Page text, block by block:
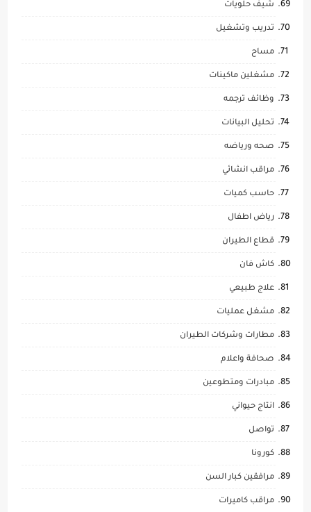
شيف حلويات
تدريب وتشغيل
مساح
مشغلين ماكينات
وظائف ترجمه
تحليل البيانات
صحه ورياضه
مراقب انشائي
حاسب كميات
رياض اطفال
قطاع الطيران
كاش فان
علاج طبيعي
مشغل عمليات
مطارات وشركات الطيران
صحافة واعلام
مبادرات ومتطوعين
انتاج حيواني
تواصل
كورونا
مرافقين كبار السن
مراقب كاميرات